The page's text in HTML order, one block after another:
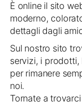
È online il sito
moderno,
dettagli dagli
Sul nostro sito
servizi, i
per rimanere
noi.
Tornate a